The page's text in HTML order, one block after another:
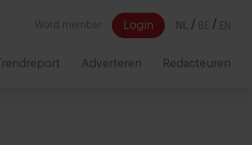
Word member Login NL / BE / EN
Trendreport Adverteren Redacteuren